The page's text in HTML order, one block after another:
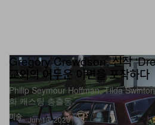
미술
Gregory Crewdson, 신작
교외의 어두운 이면을 포착하다
Philip Seymour Hoffman, Tilda
화 캐스팅 총출동.
Jun 13, 2026